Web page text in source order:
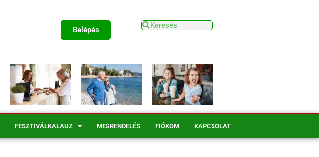
Belépés
FESZTIVÁLKALAUZ MEGRENDELÉS FIÓKOM KAPCSOLAT